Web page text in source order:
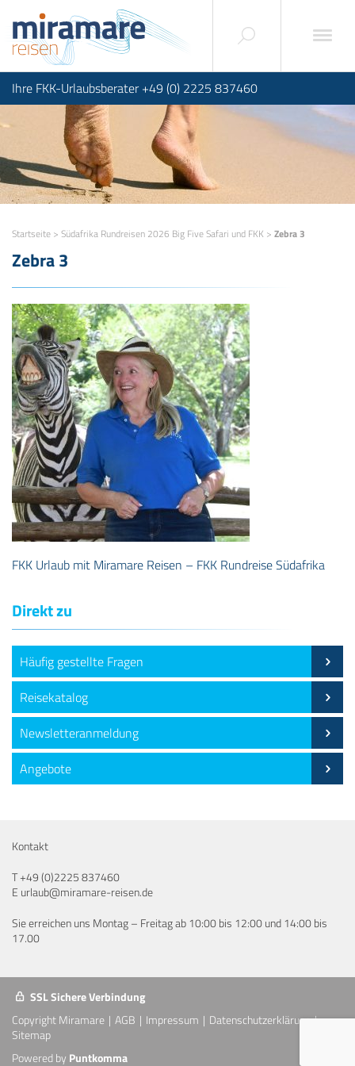
Ihre FKK-Urlaubsberater +49 (0) 2225 837460
Startseite > Südafrika Rundreisen 2026 Big Five Safari und FKK > Zebra 3
Zebra 3
FKK Urlaub mit Miramare Reisen – FKK Rundreise Südafrika
Direkt zu
Häufig gestellte Fragen
Reisekatalog
Newsletteranmeldung
Angebote
Kontakt
T+49 (0)2225 837460
E urlaub@miramare-reisen.de
Sie erreichen uns Montag – Freitag ab 10:00 bis 12:00 und 14:00 bis
17.00
SSL Sichere Verbindung
Copyright Miramare
AGB Impressum
Datenschutzerklärung
Sitemap
Powered by Puntkomma